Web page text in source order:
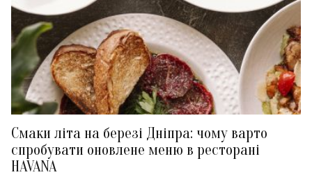
Смаки літа на березі Дніпра: чому варто
спробувати оновлене меню в ресторані
HAVANA